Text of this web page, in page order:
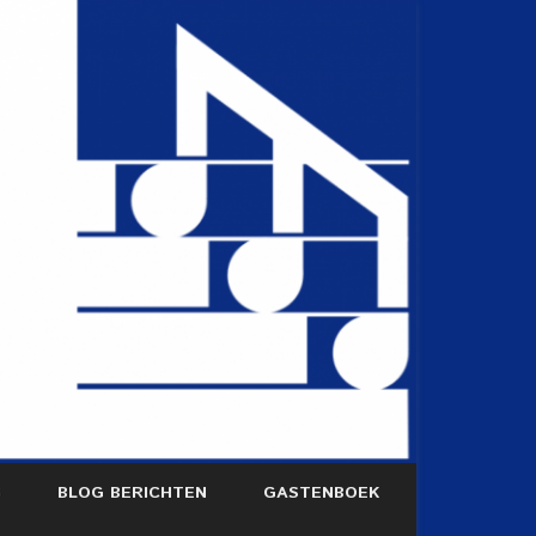
BLOG BERICHTEN GASTENBOEK